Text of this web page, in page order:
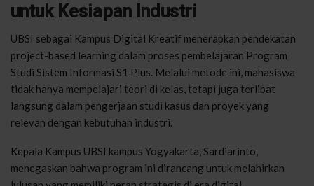
untuk Kesiapan Industri
UBSI sebagai Kampus Digital Kreatif menerapkan pendekatan
project-based learning dalam proses pembelajaran Program
Studi Sistem Informasi S1 Plus. Melalui metode ini, mahasiswa
tidak hanya mempelajari teori di kelas, tetapi juga terlibat
langsung dalam pengerjaan studi kasus dan proyek yang
relevan dengan kebutuhan industri.
Kepala Kampus UBSI kampus Yogyakarta, Sardiarinto,
menegaskan bahwa program ini dirancang untuk melahirkan